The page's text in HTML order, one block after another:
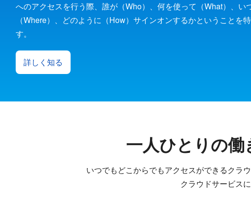
へのアクセスを行う際、誰が（Who）、何を使って（What）、い
（Where）、どのように（How）サインオンするかということを
す。
詳しく知る
一人ひとりの
いつでもどこからでもアクセスができるクラ
クラウドサービス